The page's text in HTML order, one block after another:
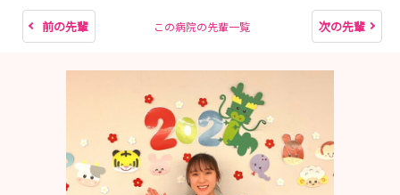
す。
新卒の方：一次試験（書類選考）・二次試験（小
論文、面接（対面））
既卒の方：一次試験（書類選考）・二次試験（面
★インスタグラム（看護部リクルート）
前の先輩 この病院の先輩一覧 次の先輩